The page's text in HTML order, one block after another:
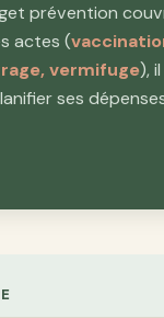
prévention
actes (
vermifuge),
ses